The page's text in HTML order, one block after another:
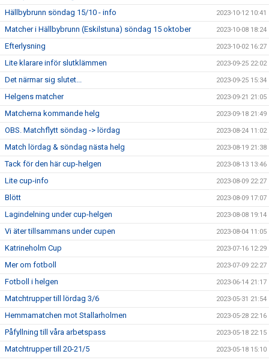
Hällbybrunn söndag 15/10 - info 2023-10-12 10:41
Matcher i Hällbybrunn (Eskilstuna) söndag 15 oktober 2023-10-08 18:24
Efterlysning 2023-10-02 16:27
Lite klarare inför slutklämmen 2023-09-25 22:02
Det närmar sig slutet... 2023-09-25 15:34
Helgens matcher 2023-09-21 21:05
Matcherna kommande helg 2023-09-18 21:49
OBS. Matchflytt söndag -> lördag 2023-08-24 11:02
Match lördag & söndag nästa helg 2023-08-19 21:38
Tack för den här cup-helgen 2023-08-13 13:46
Lite cup-info 2023-08-09 22:27
Blött 2023-08-09 17:07
Lagindelning under cup-helgen 2023-08-08 19:14
Vi äter tillsammans under cupen 2023-08-04 11:05
Katrineholm Cup 2023-07-16 12:29
Mer om fotboll 2023-07-09 22:27
Fotboll i helgen 2023-06-14 21:17
Matchtrupper till lördag 3/6 2023-05-31 21:54
Hemmamatchen mot Stallarholmen 2023-05-28 22:16
Påfyllning till våra arbetspass 2023-05-18 22:15
Matchtrupper till 20-21/5 2023-05-18 15:10